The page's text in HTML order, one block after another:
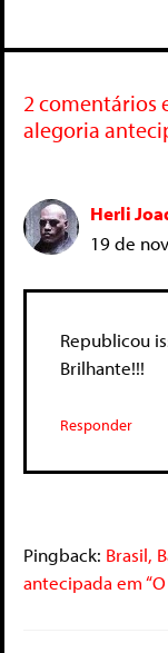
2 comentários
alegoria
Herli
19 de
Republicou
Brilhante!!!
Responder
Pingback: Brasil,
antecipada em